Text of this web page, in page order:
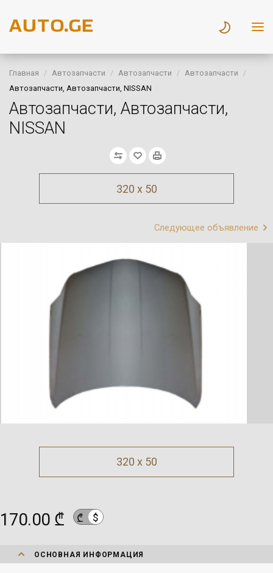
Главная Автозапчасти Автозапчасти
Автозапчасти
Автозапчасти, Автозапчасти, NISSAN
Автозапчасти, Автозапчасти,
NISSAN
320 x 50
Следующее объявление
320 x 50
170.00 ₾ ₾ $
ОСНОВНАЯ ИНФОРМАЦИЯ